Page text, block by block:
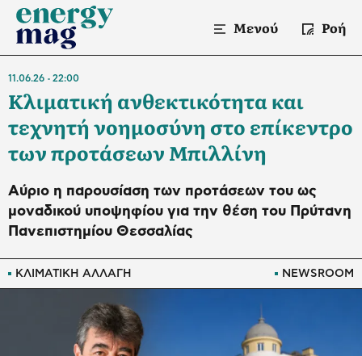
Μενού Ροή
ΚΛΙΜΑΤΙΚΗ ΑΛΛΑΓΗ NEWSROOM
11.06.26 22:00
Κλιματική ανθεκτικότητα και
τεχνητή νοημοσύνη στο επίκεντρο
των προτάσεων Μπιλλίνη
Αύριο η παρουσίαση των προτάσεων του ως
μοναδικού υποψηφίου για την θέση του Πρύτανη
Πανεπιστημίου Θεσσαλίας